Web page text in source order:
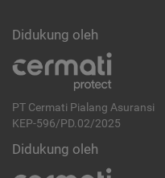
Didukung oleh
PT Cermati Pialang Asuransi
KEP-596/PD.02/2025
Didukung oleh